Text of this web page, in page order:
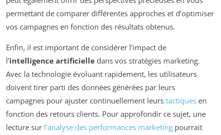
permettant de comparer différentes approches et d’optimiser
vos campagnes en fonction des résultats obtenus.
Enfin, il est important de considérer l’impact de
l’intelligence artificielle dans vos stratégies marketing.
Avec la technologie évoluant rapidement, les utilisateurs
doivent tirer parti des données générées par leurs
campagnes pour ajuster continuellement leurs tactiques en
fonction des retours clients. Pour approfondir ce sujet, une
lecture sur l’analyse des performances marketing pourrait